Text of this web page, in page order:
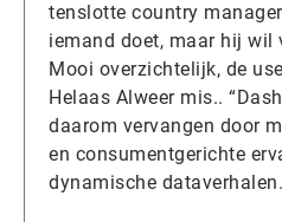
tenslotte country
iemand doet, maar hij wil
Mooi overzichtelijk, de
Helaas Alweer mis..
daarom vervangen door
en consumentgerichte
dynamische